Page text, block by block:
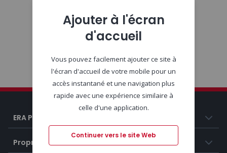
ERA Portugal
Propriétés
Ajouter à l'écran
d'accueil
Vous pouvez facilement ajouter ce site à
l'écran d'accueil de votre mobile pour un
accès instantané et une navigation plus
rapide avec une expérience similaire à
celle d'une application.
Continuer vers le site Web